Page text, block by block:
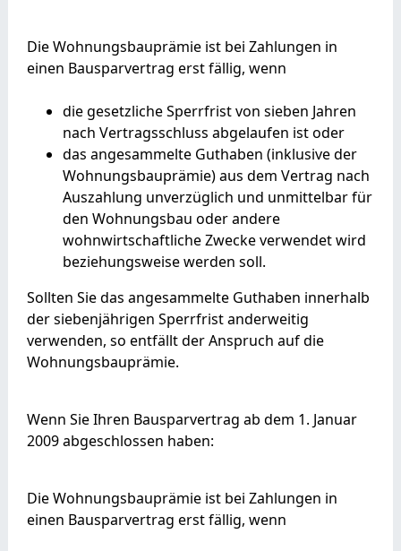
Die Wohnungsbauprämie ist bei Zahlungen in
einen Bausparvertrag erst fällig, wenn
die gesetzliche Sperrfrist von sieben Jahren
nach Vertragsschluss abgelaufen ist oder
das angesammelte Guthaben (inklusive der
Wohnungsbauprämie) aus dem Vertrag nach
Auszahlung unverzüglich und unmittelbar für
den Wohnungsbau oder andere
wohnwirtschaftliche Zwecke verwendet wird
beziehungsweise werden soll.
Sollten Sie das angesammelte Guthaben innerhalb
der siebenjährigen Sperrfrist anderweitig
verwenden, so entfällt der Anspruch auf die
Wohnungsbauprämie.
Wenn Sie Ihren Bausparvertrag ab dem 1. Januar
2009 abgeschlossen haben:
Die Wohnungsbauprämie ist bei Zahlungen in
einen Bausparvertrag erst fällig, wenn